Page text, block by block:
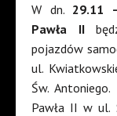
W dn. 29.11
Pawła II
pojazdów
ul.
Św.
Pawła II w ul.